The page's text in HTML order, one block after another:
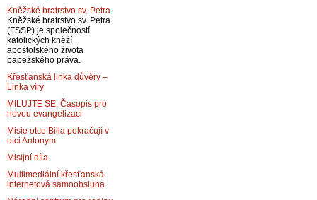
Kněžské bratrstvo sv. Petra
Kněžské bratrstvo sv. Petra
(FSSP) je společností
katolických kněží
apoštolského života
papežského práva.
Křesťanská linka důvěry –
Linka víry
MILUJTE SE. Časopis pro
novou evangelizaci
Misie otce Billa pokračují v
otci Antonym
Misijní díla
Multimediální křesťanská
internetová samoobsluha